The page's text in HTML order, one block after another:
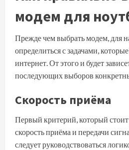
модем для
Прежде чем выбрать модем, для
определиться с задачами,
интернет. От этого и будет
последующих выборов
Скорость приёма
Первый критерий, который
скорость приёма и передачи
следует руководствоваться